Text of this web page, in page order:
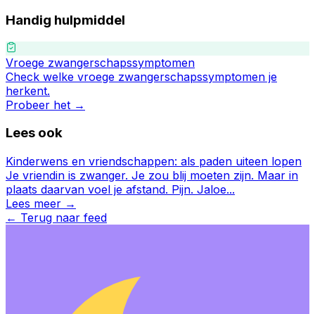
Handig hulpmiddel
Vroege zwangerschapssymptomen
Check welke vroege zwangerschapssymptomen je
herkent.
Probeer het →
Lees ook
Kinderwens en vriendschappen: als paden uiteen lopen
Je vriendin is zwanger. Je zou blij moeten zijn. Maar in
plaats daarvan voel je afstand. Pijn. Jaloe...
Lees meer →
← Terug naar feed